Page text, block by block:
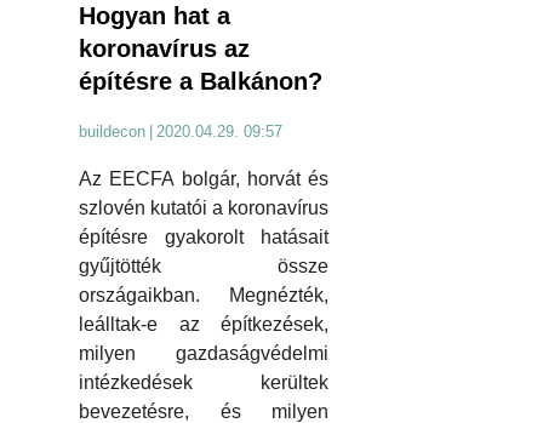
Hogyan hat a
koronavírus az
építésre a Balkánon?
buildecon 2020.04.29. 09:57
Az EECFA bolgár, horvát és
szlovén kutatói a koronavírus
építésre gyakorolt hatásait
gyűjtötték össze
országaikban. Megnézték,
leálltak-e az építkezések,
milyen gazdaságvédelmi
intézkedések kerültek
bevezetésre, és milyen